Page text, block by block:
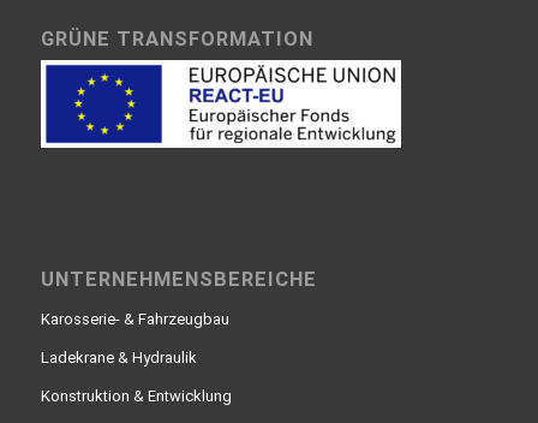
GRÜNE TRANSFORMATION
UNTERNEHMENSBEREICHE
Karosserie- & Fahrzeugbau
Ladekrane & Hydraulik
Konstruktion & Entwicklung